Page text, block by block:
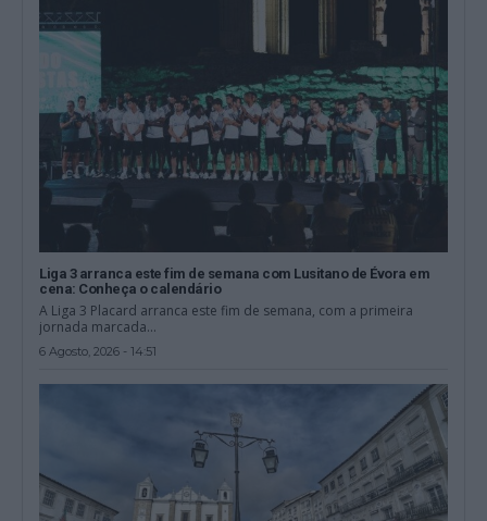
Liga 3 arranca este fim de semana com Lusitano de Évora em
cena: Conheça o calendário
A Liga 3 Placard arranca este fim de semana, com a primeira
jornada marcada...
6 Agosto, 2026 - 14:51